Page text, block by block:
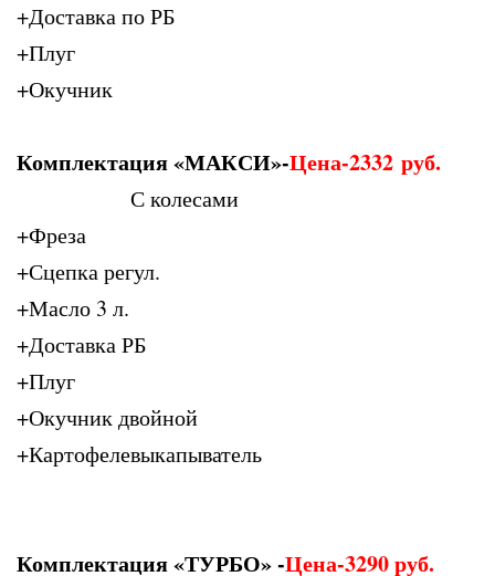
+Доставка по РБ
+Плуг
+Окучник
Комплектация «МАКСИ»-Цена-2332 руб.
С колесами
+Фреза
+Сцепка регул.
+Масло 3 л.
+Доставка РБ
+Плуг
+Окучник двойной
+Картофелевыкапыватель
Комплектация «ТУРБО» -Цена-3290 руб.